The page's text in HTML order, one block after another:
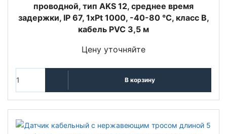
проводной, тип AKS 12, среднее время
задержки, IP 67, 1xPt 1000, -40-80 °C, класс В,
кабель PVC 3,5 м
Цену уточняйте
В корзину